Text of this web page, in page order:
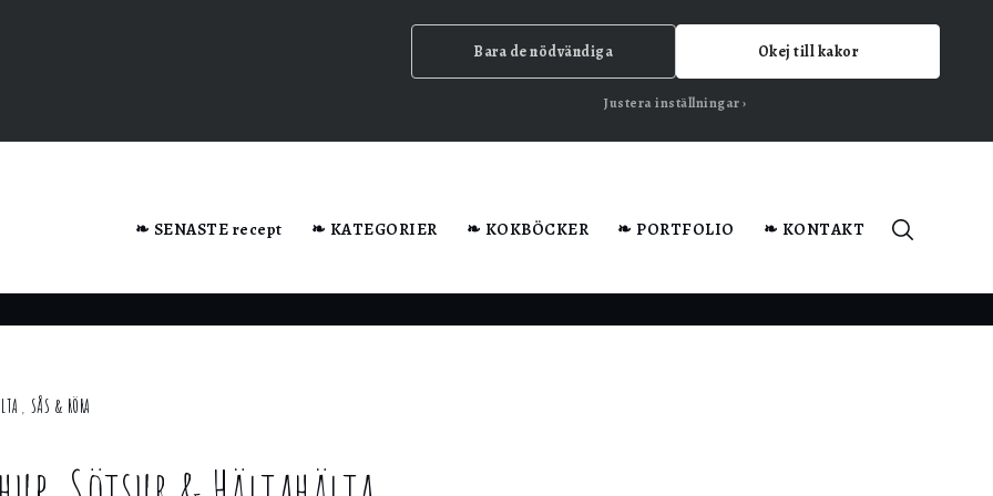
❧ SENASTE recept ❧ KATEGORIER ❧ KOKBÖCKER ❧ PORTFOLIO ❧ KONTAKT
, SÅS & RÖRA
Bara de nödvändiga Okej till kakor
Justera inställningar
när du besöker webbplatsen.
ska